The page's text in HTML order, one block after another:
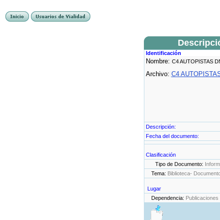
Identificación
Nombre: C4 AUTOPISTAS
Archivo: C4
Descripción:
Fecha del documento:
Clasificación
Tipo de Documento:
Tema: Biblioteca-
Lugar
Dependencia: